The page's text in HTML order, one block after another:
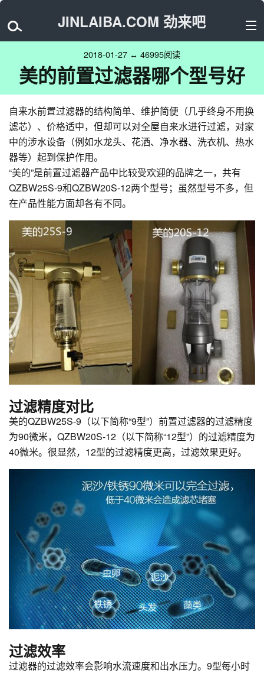
JINLAIBA.COM 劲来吧
2018-01-27 ↔ 46995阅读
美的前置过滤器哪个型号好
自来水前置过滤器的结构简单、维护简便（几乎终身不用换
滤芯）、价格适中，但却可以对全屋自来水进行过滤，对家
中的涉水设备（例如水龙头、花洒、净水器、洗衣机、热水
器等）起到保护作用。
“美的”是前置过滤器产品中比较受欢迎的品牌之一，共有
QZBW25S-9和QZBW20S-12两个型号；虽然型号不多，但
在产品性能方面却各有不同。
过滤精度对比
美的QZBW25S-9（以下简称“9型”）前置过滤器的过滤精度
为90微米，QZBW20S-12（以下简称“12型”）的过滤精度为
40微米。很显然，12型的过滤精度更高，过滤效果更好。
过滤效率
过滤器的过滤效率会影响水流速度和出水压力。9型每小时